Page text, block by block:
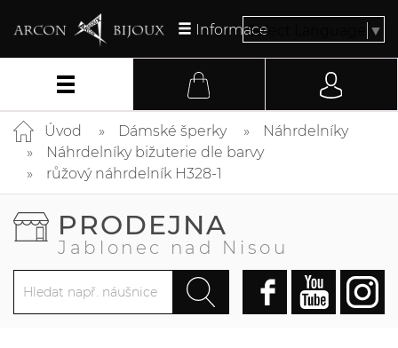
InformaceSelect Language ▼
Úvod Dámské šperky
Náhrdelníky
Náhrdelníky bižuterie dle barvy
růžový náhrdelník H328-1
PRODEJNA
Jablonec nad Nisou